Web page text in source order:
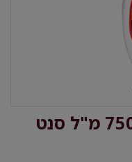
מסיר שומנים שפריצר 750 מ"ל סנט